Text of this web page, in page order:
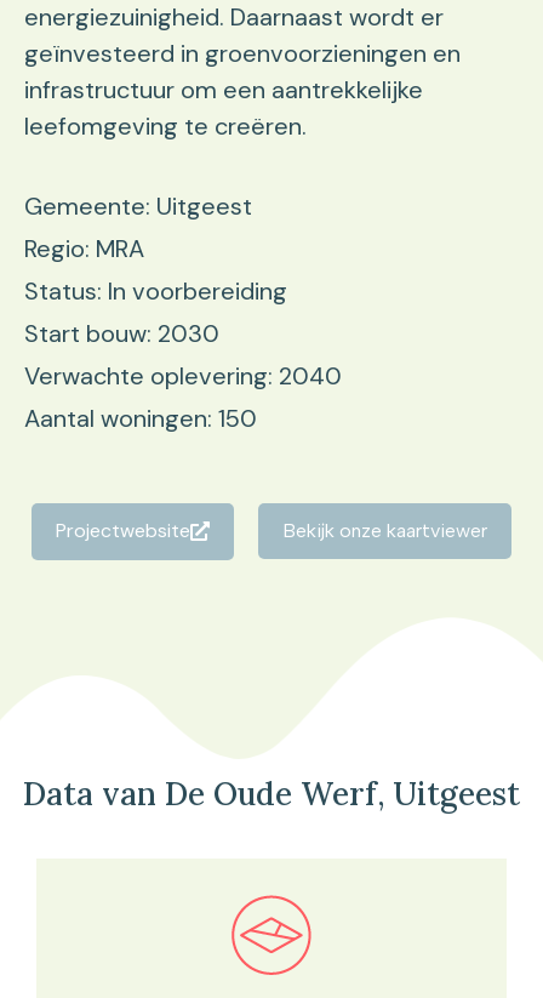
energiezuinigheid. Daarnaast wordt er
geïnvesteerd in groenvoorzieningen en
infrastructuur om een aantrekkelijke
leefomgeving te creëren.
Gemeente: Uitgeest
Regio: MRA
Status: In voorbereiding
Start bouw: 2030
Verwachte oplevering: 2040
Aantal woningen: 150
Projectwebsite Bekijk onze kaartviewer
Data van De Oude Werf, Uitgeest
Bekijk in onze kaartviewer